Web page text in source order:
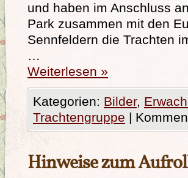
und haben im Anschluss
Park zusammen mit den
Sennfeldern die Trachten
…
Weiterlesen »
Kategorien: Bilder,
Trachtengruppe |
Hinweise zum